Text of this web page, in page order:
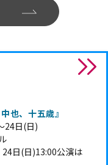
也、十五歳』
24日(日)
日(日)13:00公演は